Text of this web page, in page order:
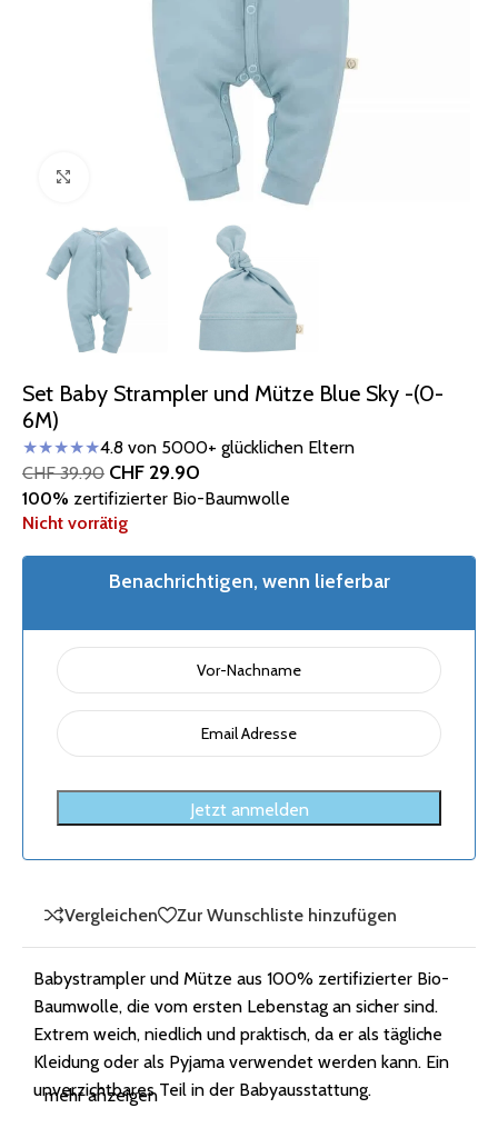
Zum Vergrößern klicken
Set Baby Strampler und Mütze Blue Sky -(0-
6M)
★★★★★4.8 von 5000+ glücklichen Eltern
CHF39.90 CHF 29.90
100% zertifizierter Bio-Baumwolle
Nicht vorrätig
Benachrichtigen, wenn lieferbar
Jetzt anmelden
Vergleichen Zur Wunschliste hinzufügen
Babystrampler und Mütze aus 100% zertifizierter Bio-
Baumwolle, die vom ersten Lebenstag an sicher sind.
Extrem weich, niedlich und praktisch, da er als tägliche
Kleidung oder als Pyjama verwendet werden kann. Ein
unverzichtbares Teil in der Babyausstattung.
mehr anzeigen